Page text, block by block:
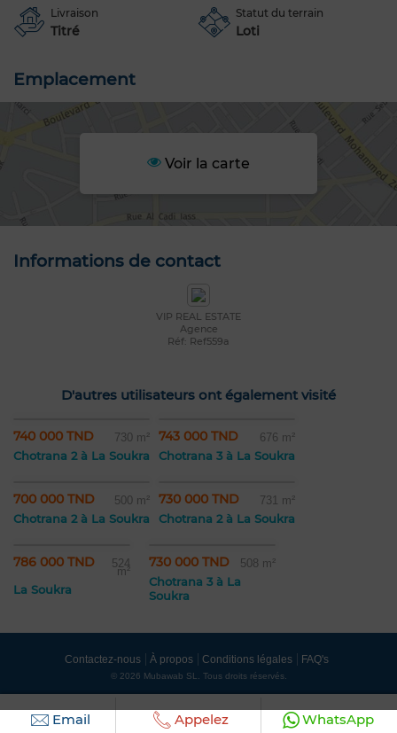
Livraison
Titré
Statut du terrain
Loti
Emplacement
Voir la carte
Informations de contact
VIP REAL ESTATE
Agence
Réf: Ref559a
D'autres utilisateurs ont également visité
740 000 TND 730 m²
Chotrana 2 à La Soukra
743 000 TND 676 m²
Chotrana 3 à La Soukra
700 000 TND 500 m²
Chotrana 2 à La Soukra
730 000 TND 731 m²
Chotrana 2 à La Soukra
786 000 TND 524
m²
La Soukra
730 000 TND 508 m²
Chotrana 3 à La
Soukra
Email Appelez WhatsApp
Contactez-nous À propos Conditions légales FAQ's
© 2026 Mubawab SL. Tous droits réservés.